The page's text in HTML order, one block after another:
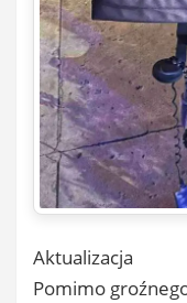
Aktualizacja
Pomimo